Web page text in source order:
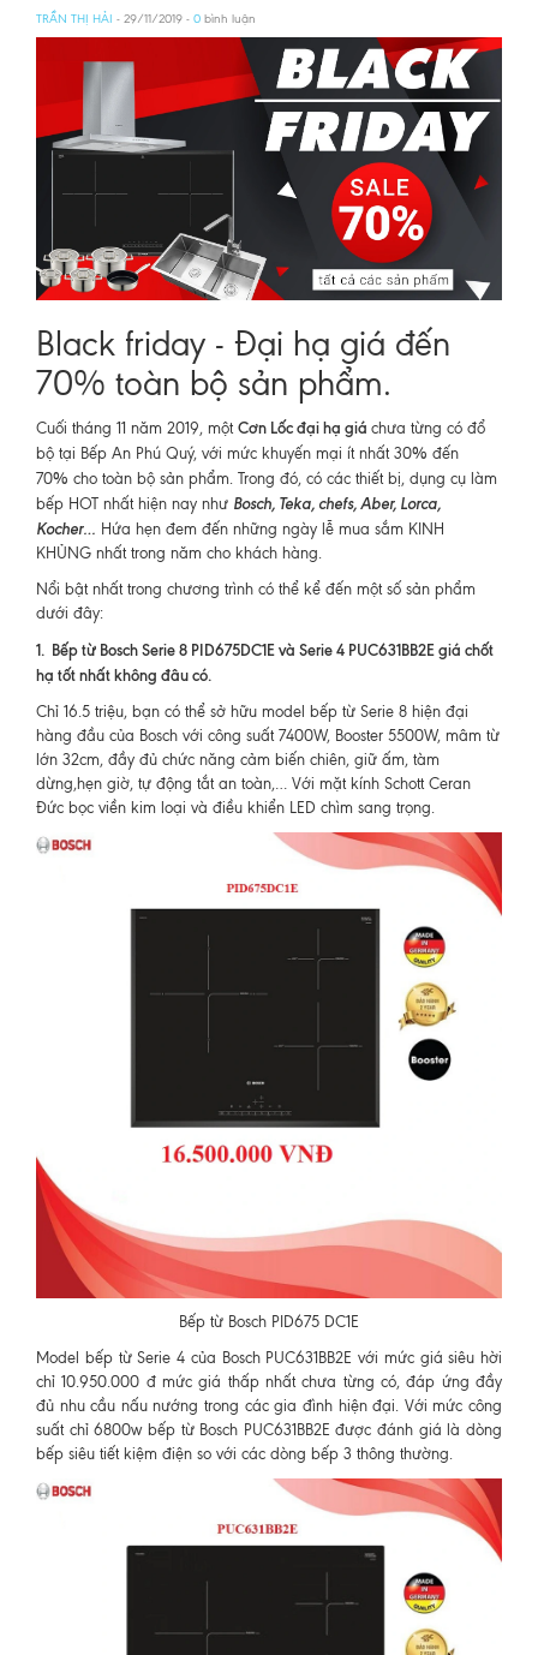
TRẦN THỊ HẢI - 29/11/2019 - 0 bình luận
Black friday - Đại hạ giá đến
70% toàn bộ sản phẩm.
Cuối tháng 11 năm 2019, một Cơn Lốc đại hạ giá chưa từng có đổ
bộ tại Bếp An Phú Quý, với mức khuyến mại ít nhất 30% đến
70% cho toàn bộ sản phẩm. Trong đó, có các thiết bị, dụng cụ làm
bếp HOT nhất hiện nay như Bosch, Teka, chefs, Aber, Lorca,
Kocher… Hứa hẹn đem đến những ngày lễ mua sắm KINH
KHỦNG nhất trong năm cho khách hàng.
Nổi bật nhất trong chương trình có thể kể đến một số sản phẩm
dưới đây:
1. Bếp từ Bosch Serie 8 PID675DC1E và Serie 4 PUC631BB2E giá chốt
hạ tốt nhất không đâu có.
Chỉ 16.5 triệu, bạn có thể sở hữu model bếp từ Serie 8 hiện đại
hàng đầu của Bosch với công suất 7400W, Booster 5500W, mâm từ
lớn 32cm, đầy đủ chức năng cảm biến chiên, giữ ấm, tàm
dừng,hẹn giờ, tự động tắt an toàn,… Với mặt kính Schott Ceran
Đức bọc viền kim loại và điều khiển LED chìm sang trọng.
Bếp từ Bosch PID675 DC1E
Model bếp từ Serie 4 của Bosch PUC631BB2E với mức giá siêu hời
chỉ 10.950.000 đ mức giá thấp nhất chưa từng có, đáp ứng đầy
đủ nhu cầu nấu nướng trong các gia đình hiện đại. Với mức công
suất chỉ 6800w bếp từ Bosch PUC631BB2E được đánh giá là dòng
bếp siêu tiết kiệm điện so với các dòng bếp 3 thông thường.